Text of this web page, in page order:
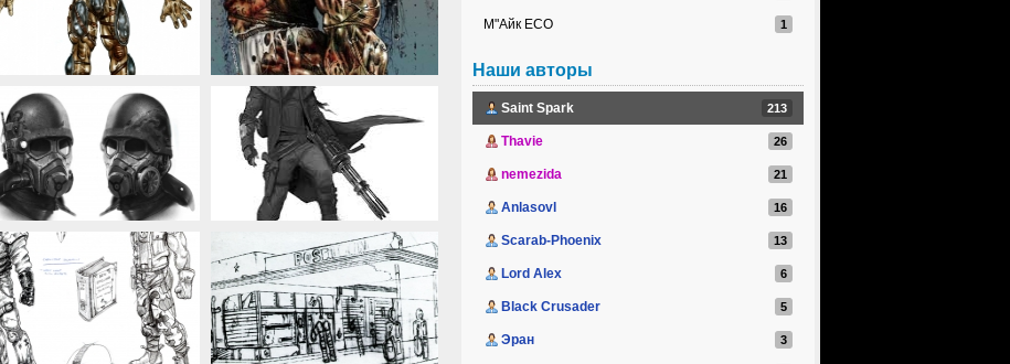
М"Айк ЕСО
Наши авторы
Saint Spark
Thavie
nemezida
Anlasovl
Scarab-Phoenix
Lord Alex
Black Crusader
Эран